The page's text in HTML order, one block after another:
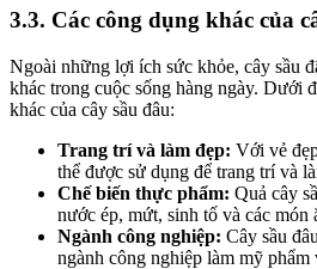
3.3. Các công dụng khác của
Ngoài những lợi ích sức khỏe, cây sầu
khác trong cuộc sống hàng ngày. Dưới
khác của cây sầu đâu:
Trang trí và làm đẹp: Với vẻ
thể được sử dụng để trang trí và
Chế biến thực phẩm: Quả cây
nước ép, mứt, sinh tố và các món
Ngành công nghiệp: Cây sầu
ngành công nghiệp làm mỹ phẩm